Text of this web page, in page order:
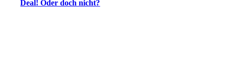
Deal! Oder doch nicht?